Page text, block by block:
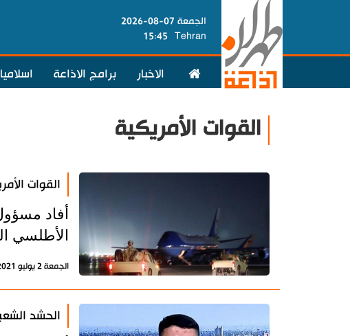
الجمعة 07-08-2026
Tehran
15:45
الاخبار برامج الاذاعة
القوات الأمريكية
القوات
أفاد
الأطلسي
الجمعة 2 يوليو 2021 - 11:54 بتوقيت طهران
الحشد